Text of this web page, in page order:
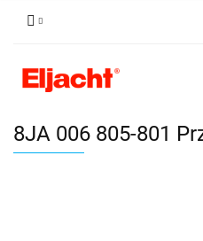
8JA 006 805-801